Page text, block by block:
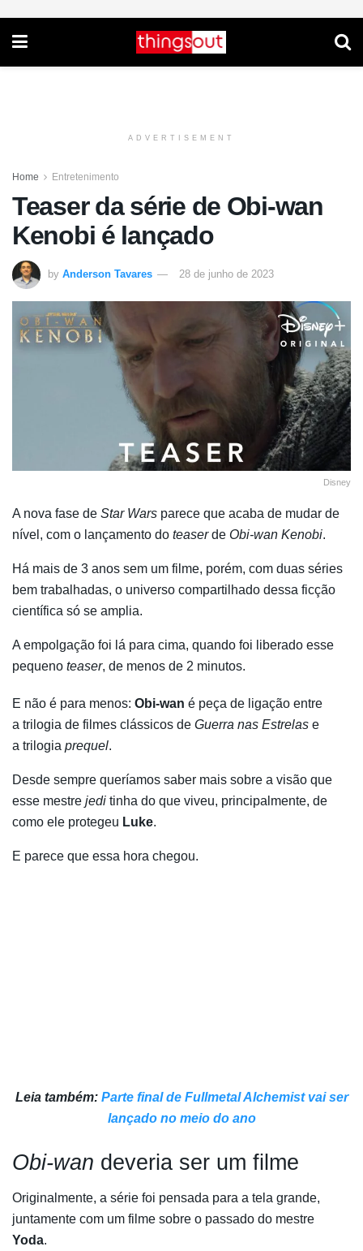
ADVERTISEMENT
Home Entretenimento
Teaser da série de Obi-wan
Kenobi é lançado
by Anderson Tavares 28 de junho de 2023
Disney
A nova fase de Star Wars parece que acaba de mudar de
nível, com o lançamento do teaserde Obi-wan Kenobi.
Há mais de 3 anos sem um filme, porém, com duas séries
bem trabalhadas, o universo compartilhado dessa ficção
científica só se amplia.
A empolgação foi lá para cima, quando foi liberado esse
pequeno teaser, de menos de 2 minutos.
E não é para menos: Obi-wan é peça de ligação entre
a trilogia de filmes clássicos de Guerra nas Estrelas e
a trilogia prequel.
Desde sempre queríamos saber mais sobre a visão que
esse mestre jedi tinha do que viveu, principalmente, de
como ele protegeu Luke.
E parece que essa hora chegou.
Leia também: Parte final de Fullmetal Alchemist vai ser
lançado no meio do ano
Obi-wan deveria ser um filme
Originalmente, a série foi pensada para a tela grande,
juntamente com um filme sobre o passado do mestre
Yoda.